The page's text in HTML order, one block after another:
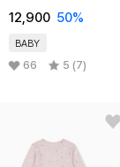
12,900 50%
BABY
66 5 (7)